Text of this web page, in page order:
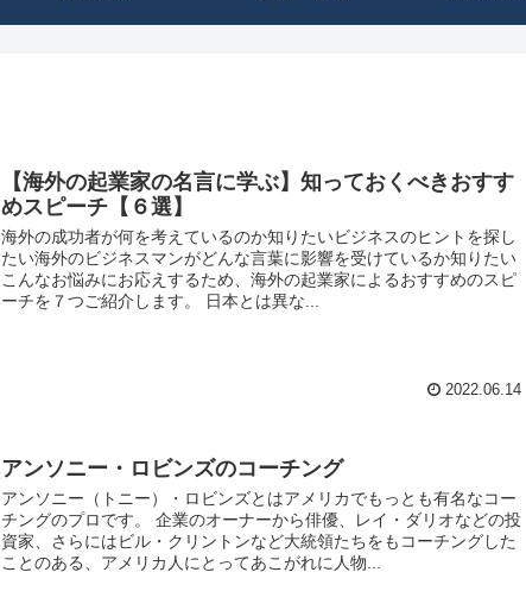
【海外の起業家の名言に学ぶ】知っておくべきおすす
めスピーチ【６選】
海外の成功者が何を考えているのか知りたいビジネスのヒントを探し
たい海外のビジネスマンがどんな言葉に影響を受けているか知りたい
こんなお悩みにお応えするため、海外の起業家によるおすすめのスピ
ーチを７つご紹介します。 日本とは異な...
2022.06.14
アンソニー・ロビンズのコーチング
アンソニー（トニー）・ロビンズとはアメリカでもっとも有名なコー
チングのプロです。 企業のオーナーから俳優、レイ・ダリオなどの投
資家、さらにはビル・クリントンなど大統領たちをもコーチングした
ことのある、アメリカ人にとってあこがれに人物...